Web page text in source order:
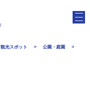
観光スポット
公園・庭園